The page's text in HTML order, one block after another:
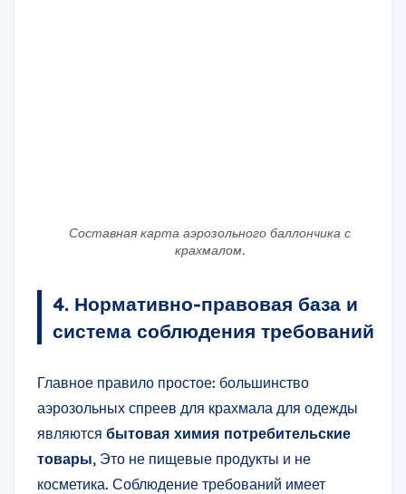
Составная карта аэрозольного баллончика с
крахмалом.
4. Нормативно-правовая база и
система соблюдения требований
Главное правило простое: большинство
аэрозольных спреев для крахмала для одежды
являются бытовая химия потребительские
товары, Это не пищевые продукты и не
косметика. Соблюдение требований имеет